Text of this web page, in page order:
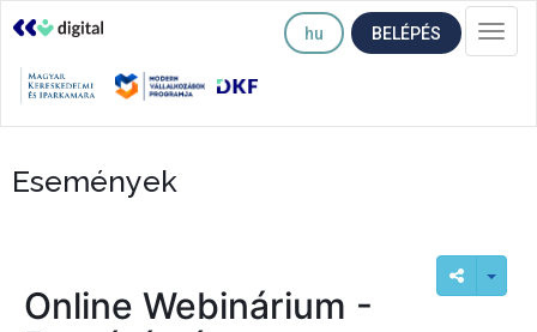
hu BELÉPÉS
Események
Online Webinárium -